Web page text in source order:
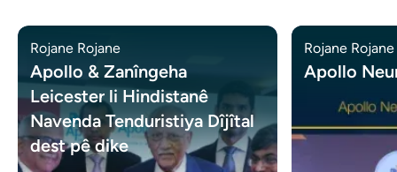
Rojane Rojane
Apollo & Zanîngeha
Leicester li Hindistanê
Navenda Tenduristiya Dîjîtal
dest pê dike
Rojane Rojane
Apollo